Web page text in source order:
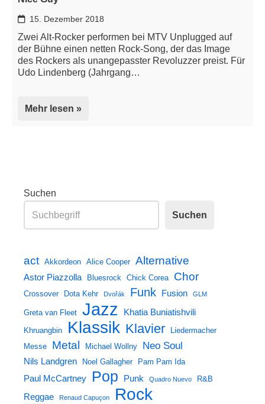
15. Dezember 2018
Zwei Alt-Rocker performen bei MTV Unplugged auf
der Bühne einen netten Rock-Song, der das Image
des Rockers als unangepasster Revoluzzer preist. Für
Udo Lindenberg (Jahrgang…
Mehr lesen »
Suchen
Suchen
act Akkordeon Alice Cooper Alternative
Astor Piazzolla Bluesrock Chick Corea Chor
Crossover Dota Kehr Dvořák Funk Fusion GLM
Greta van Fleet Jazz Khatia Buniatishvili
Khruangbin Klassik Klavier
Liedermacher
Messe
Metal Michael Wollny Neo Soul
Nils Landgren Noel Gallagher Pam Pam Ida
Paul McCartney Pop Punk Quadro Nuevo R&B
Reggae Renaud Capuçon Rock